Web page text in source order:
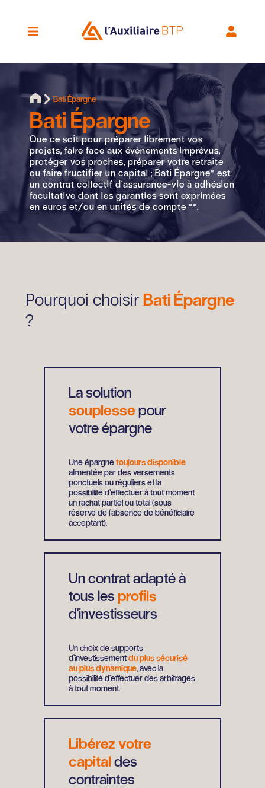
Bati Épargne
Bati Épargne
Que ce soit pour préparer librement vos
projets, faire face aux événements imprévus,
protéger vos proches, préparer votre retraite
ou faire fructifier un capital ; Bati Épargne* est
un contrat collectif d’assurance-vie à adhésion
facultative dont les garanties sont exprimées
en euros et/ou en unités de compte **.
Pourquoi choisir Bati Épargne
?
La solution
souplessepour
votre épargne
Une épargnetoujours disponible
alimentée par des versements
ponctuels ou réguliers et la
possibilité d’effectuer à tout moment
un rachat partiel ou total (sous
réserve de l’absence de bénéficiaire
acceptant).
Un contrat adapté à
tous les profils
d'investisseurs
Un choix de supports
d’investissementdu plus sécurisé
au plus dynamique, avec la
possibilité d’effectuer des arbitrages
à tout moment.
Libérez votre
capitaldes
contraintes